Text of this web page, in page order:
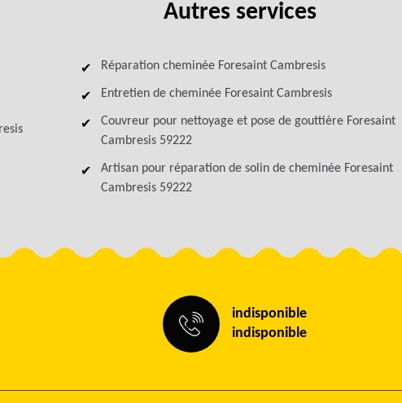
Autres services
Réparation cheminée Foresaint Cambresis
Entretien de cheminée Foresaint Cambresis
Couvreur pour nettoyage et pose de gouttière Foresaint
Cambresis 59222
Artisan pour réparation de solin de cheminée Foresaint
Cambresis 59222
indisponible
indisponible